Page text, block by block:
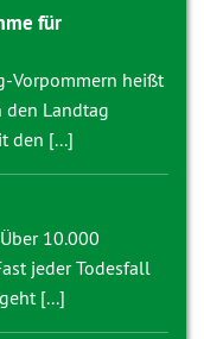
für
Vorpommern heißt
den Landtag
den [...]
10.000
jeder Todesfall
[...]